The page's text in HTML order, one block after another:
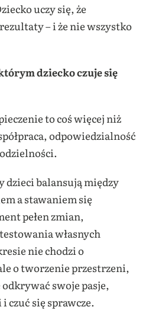
uczy się, że
– i że nie wszystko
dziecko czuje się
to coś więcej niż
odpowiedzialność
dzieci balansują między
a stawaniem się
pełen zmian,
własnych
nie chodzi o
o tworzenie przestrzeni,
swoje pasje,
czuć się sprawcze.